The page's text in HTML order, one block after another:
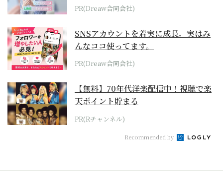
PR(Dreaw合同会社)
SNSアカウントを着実に成長。実はみ
んなココ使ってます。
PR(Dreaw合同会社)
【無料】70年代洋楽配信中！視聴で楽
天ポイント貯まる
PR(Rチャンネル)
Recommended by